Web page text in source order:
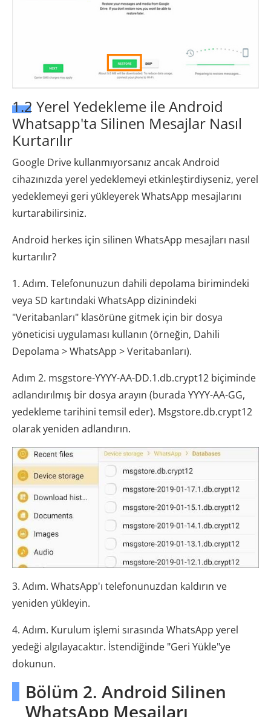
1.2 Yerel Yedekleme ile Android
Whatsapp'ta Silinen Mesajlar Nasıl
Kurtarılır
Google Drive kullanmıyorsanız ancak Android
cihazınızda yerel yedeklemeyi etkinleştirdiyseniz, yerel
yedeklemeyi geri yükleyerek WhatsApp mesajlarını
kurtarabilirsiniz.
Android herkes için silinen WhatsApp mesajları nasıl
kurtarılır?
1. Adım. Telefonunuzun dahili depolama birimindeki
veya SD kartındaki WhatsApp dizinindeki
"Veritabanları" klasörüne gitmek için bir dosya
yöneticisi uygulaması kullanın (örneğin, Dahili
Depolama > WhatsApp > Veritabanları).
Adım 2. msgstore-YYYY-AA-DD.1.db.crypt12 biçiminde
adlandırılmış bir dosya arayın (burada YYYY-AA-GG,
yedekleme tarihini temsil eder). Msgstore.db.crypt12
olarak yeniden adlandırın.
3. Adım. WhatsApp'ı telefonunuzdan kaldırın ve
yeniden yükleyin.
4. Adım. Kurulum işlemi sırasında WhatsApp yerel
yedeği algılayacaktır. İstendiğinde "Geri Yükle"ye
dokunun.
Bölüm 2. Android Silinen
WhatsApp Mesajları